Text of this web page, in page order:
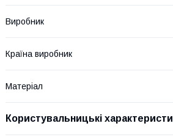
Виробник
Країна виробник
Матеріал
Користувальницькі